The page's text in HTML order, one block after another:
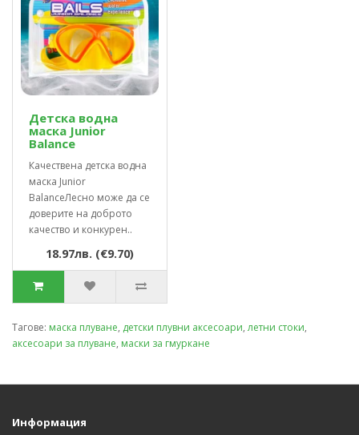
Детска водна
маска Junior
Balance
Качествена детска водна
маска Junior
BalanceЛесно може да се
доверите на доброто
качество и конкурен..
18.97лв. (€9.70)
Тагове: маска плуване, детски плувни аксесоари, летни стоки,
аксесоари за плуване, маски за гмуркане
Информация